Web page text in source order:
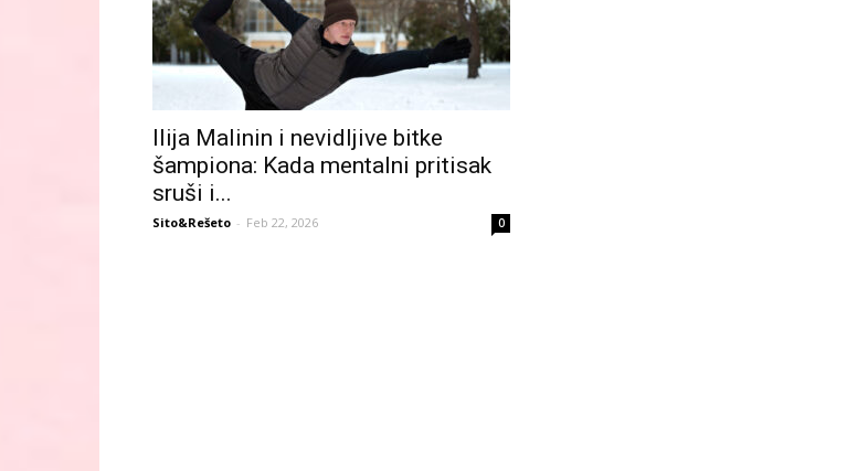
Ilija Malinin i nevidljive bitke
šampiona: Kada mentalni pritisak
sruši i...
Sito&Rešeto - Feb 22, 2026 0